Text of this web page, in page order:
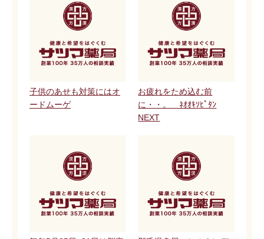
子供のあせも対策にはオ
ードムーゲ
お疲れをため込む前
に・・。 ﾈｵｵｷｿﾋﾟﾀﾝ
NEXT